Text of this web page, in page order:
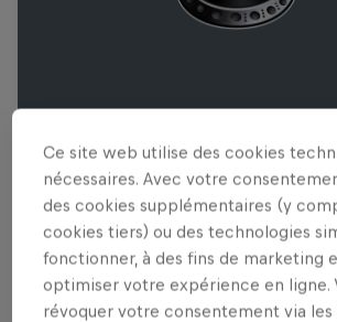
Red Bull Turn It Up
9 Août 2026
MUSIQUE
Upcoming event
Ce site web utilise des cookies
nécessaires. Avec votre
des cookies supplémentaires (y
cookies tiers) ou des technologies
fonctionner, à des fins de marketing
optimiser votre expérience en ligne.
révoquer votre consentement via